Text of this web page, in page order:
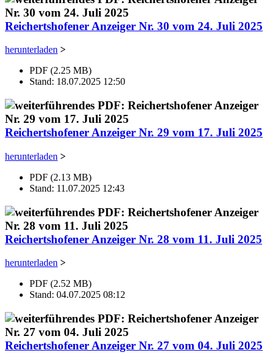
Reichertshofener Anzeiger Nr. 30 vom 24. Juli 2025
herunterladen >
PDF (2.25 MB)
Stand: 18.07.2025 12:50
Reichertshofener Anzeiger Nr. 29 vom 17. Juli 2025
herunterladen >
PDF (2.13 MB)
Stand: 11.07.2025 12:43
Reichertshofener Anzeiger Nr. 28 vom 11. Juli 2025
herunterladen >
PDF (2.52 MB)
Stand: 04.07.2025 08:12
Reichertshofener Anzeiger Nr. 27 vom 04. Juli 2025